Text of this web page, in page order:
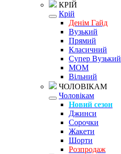
КРІЙ
Крій
Денім Гайд
Вузький
Прямий
Класичний
Супер Вузький
MOM
Вільний
ЧОЛОВІКАМ
Чоловікам
Новий сезон
Джинси
Сорочки
Жакети
Шорти
Розпродаж